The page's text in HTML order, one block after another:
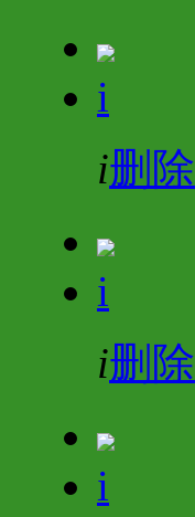
i
i删除
i
i删除
i